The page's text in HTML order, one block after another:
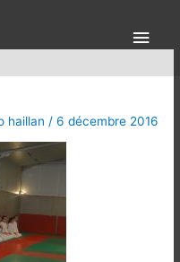
haillan /6 décembre 2016